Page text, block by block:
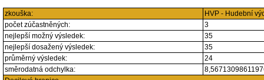
zkouška:
HVP - Hudební
počet zúčastněných:
3
nejlepší možný výsledek:
35
nejlepší dosažený výsledek:
35
průměrný výsledek:
24
směrodatná odchylka: